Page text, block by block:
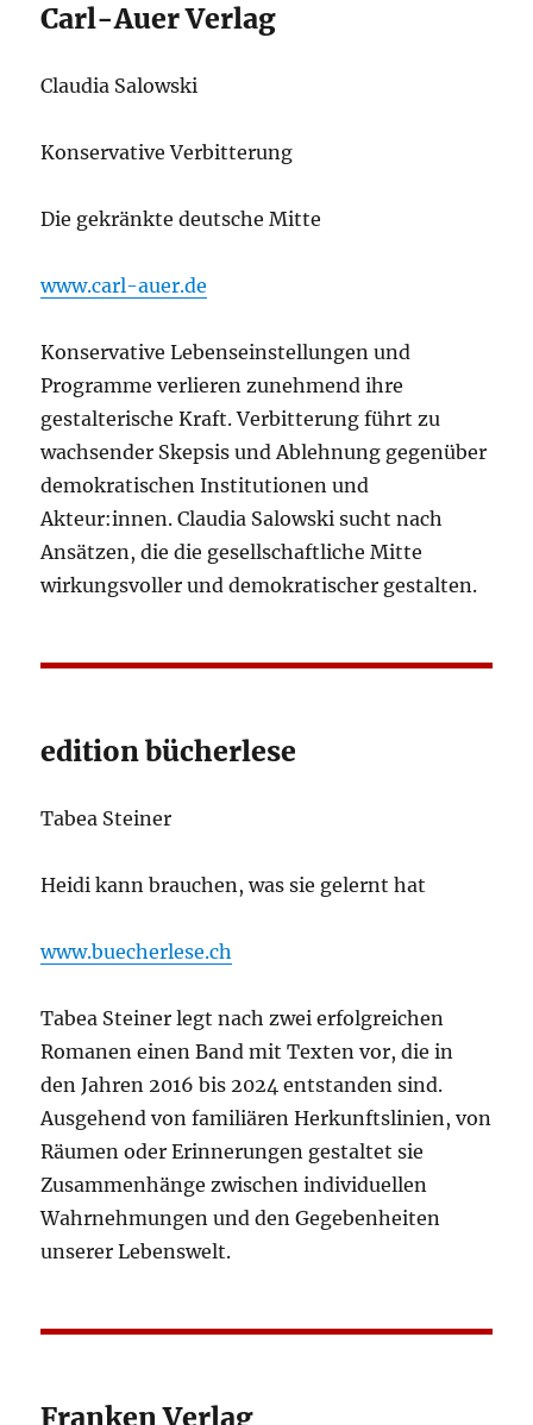
Carl-Auer Verlag
Claudia Salowski
Konservative Verbitterung
Die gekränkte deutsche Mitte
www.carl-auer.de
Konservative Lebenseinstellungen und
Programme verlieren zunehmend ihre
gestalterische Kraft. Verbitterung führt zu
wachsender Skepsis und Ablehnung gegenüber
demokratischen Institutionen und
Akteur:innen. Claudia Salowski sucht nach
Ansätzen, die die gesellschaftliche Mitte
wirkungsvoller und demokratischer gestalten.
edition bücherlese
Tabea Steiner
Heidi kann brauchen, was sie gelernt hat
www.buecherlese.ch
Tabea Steiner legt nach zwei erfolgreichen
Romanen einen Band mit Texten vor, die in
den Jahren 2016 bis 2024 entstanden sind.
Ausgehend von familiären Herkunftslinien, von
Räumen oder Erinnerungen gestaltet sie
Zusammenhänge zwischen individuellen
Wahrnehmungen und den Gegebenheiten
unserer Lebenswelt.
Franken Verlag